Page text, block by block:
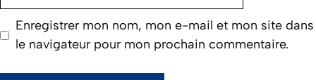
Enregistrer mon nom, mon e-mail et mon site dans
le navigateur pour mon prochain commentaire.